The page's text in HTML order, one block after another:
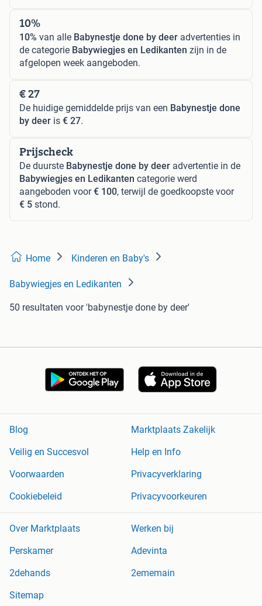
10%
10% van alle Babynestje done by deer advertenties in
de categorie Babywiegjes en Ledikanten zijn in de
afgelopen week aangeboden.
€ 27
De huidige gemiddelde prijs van een Babynestje done
by deer is € 27.
Prijscheck
De duurste Babynestje done by deer advertentie in de
Babywiegjes en Ledikanten categorie werd
aangeboden voor€ 100, terwijl de goedkoopste voor
€ 5 stond.
Home Kinderen en Baby's
Babywiegjes en Ledikanten
50 resultaten voor 'babynestje done by deer'
Blog
Marktplaats Zakelijk
Veilig en Succesvol
Help en Info
Voorwaarden
Privacyverklaring
Cookiebeleid
Privacyvoorkeuren
Over Marktplaats
Werken bij
Perskamer
Adevinta
2dehands
2ememain
Sitemap